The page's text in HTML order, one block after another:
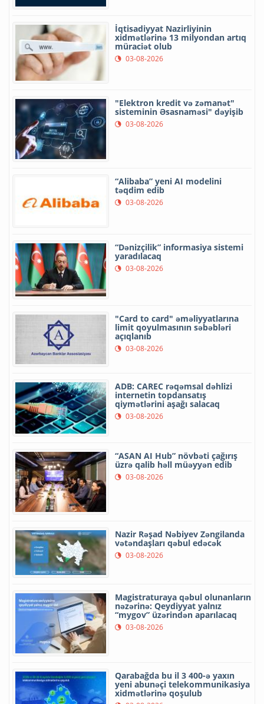
İqtisadiyyat Nazirliyinin
xidmətlərinə 13 milyondan artıq
müraciət olub
03-08-2026
"Elektron kredit və zəmanət"
sisteminin Əsasnaməsi" dəyişib
03-08-2026
“Alibaba” yeni AI modelini
təqdim edib
03-08-2026
“Dənizçilik” informasiya sistemi
yaradılacaq
03-08-2026
"Card to card" əməliyyatlarına
limit qoyulmasının səbəbləri
açıqlanıb
03-08-2026
ADB: CAREC rəqəmsal dəhlizi
internetin topdansatış
qiymətlərini aşağı salacaq
03-08-2026
“ASAN AI Hub” növbəti çağırış
üzrə qalib həll müəyyən edib
03-08-2026
Nazir Rəşad Nəbiyev Zəngilanda
vətəndaşları qəbul edəcək
03-08-2026
Magistraturaya qəbul olunanların
nəzərinə: Qeydiyyat yalnız
“mygov” üzərindən aparılacaq
03-08-2026
Qarabağda bu il 3 400-ə yaxın
yeni abunəçi telekommunikasiya
xidmətlərinə qoşulub